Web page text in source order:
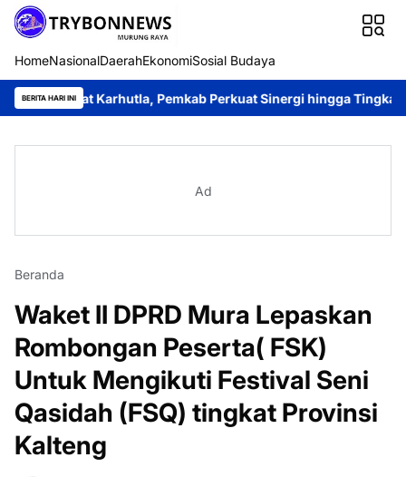
HomeNasionalDaerahEkonomiSosial Budaya
BERITA HARI INI
Karhutla, Pemkab Perkuat Sinergi hingga Tingkat Desa
Ad
Beranda
Waket II DPRD Mura Lepaskan
Rombongan Peserta( FSK)
Untuk Mengikuti Festival Seni
Qasidah (FSQ) tingkat Provinsi
Kalteng